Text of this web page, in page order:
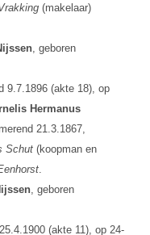
(makelaar)
, geboren
9.7.1896 (akte 18), op
Hermanus
21.3.1867,
Schut(koopman en
.
, geboren
(akte 11), op 24-